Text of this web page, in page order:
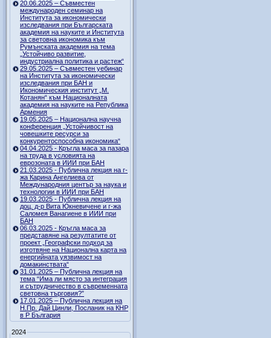
20.06.2025 – Съвместен
международен семинар на
Института за икономически
изследвания при Българската
академия на науките и Института
за световна икономика към
Румънската академия на тема
„Устойчиво развитие,
индустриална политика и растеж“
29.05.2025 – Съвместен уебинар
на Института за икономически
изследвания при БАН и
Икономическия институт „М.
Котанян“ към Националната
академия на науките на Република
Армения
19.05.2025 – Национална научна
конференция „Устойчивост на
човешките ресурси за
конкурентоспособна икономика“
04.04.2025 - Кръгла маса за пазара
на труда в условията на
еврозоната в ИИИ при БАН
21.03.2025 - Публична лекция на г-
жа Карина Ангелиева от
Международния център за наука и
технологии в ИИИ при БАН
19.03.2025 - Публична лекция на
доц. д-р Вита Юкневичене и г-жа
Саломея Ванагиене в ИИИ при
БАН
06.03.2025 - Кръгла маса за
представяне на резултатите от
проект „Географски подход за
изготвяне на Национална карта на
енергийната уязвимост на
домакинствата“
31.01.2025 – Публична лекция на
тема “Има ли място за интеграция
и сътрудничество в съвременната
световна търговия?”
17.01.2025 – Публична лекция на
Н.Пр. Дай Цинли, Посланик на КНР
в Р България
2024